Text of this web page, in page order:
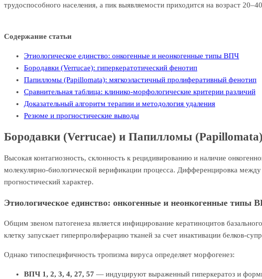
трудоспособного населения, а пик выявляемости приходится на возраст
Содержание статьи
Этиологическое единство: онкогенные и неонкогенные типы ВПЧ
Бородавки (Verrucae): гиперкератотический фенотип
Папилломы (Papillomata): мягкоэластичный пролиферативный фенотип
Сравнительная таблица: клинико-морфологические критерии различий
Доказательный алгоритм терапии и методология удаления
Резюме и прогностические выводы
Бородавки (Verrucae) и Папилломы
Высокая контагиозность, склонность к рецидивированию и наличие
молекулярно-биологической верификации процесса. Дифференцировка
прогностический характер.
Этиологическое единство: онкогенные и неонкогенные типы
Общим звеном патогенеза является инфицирование кератиноцитов
клетку запускает гиперпролиферацию тканей за счет инактивации белков-
Однако типоспецифичность тропизма вируса определяет морфогенез:
ВПЧ 1, 2, 3, 4, 27, 57 — индуцируют выраженный гиперкератоз и